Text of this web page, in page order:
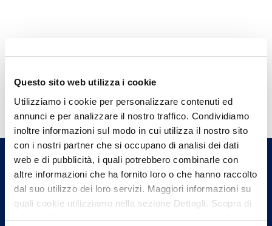
Questo sito web utilizza i cookie
Utilizziamo i cookie per personalizzare contenuti ed
annunci e per analizzare il nostro traffico. Condividiamo
inoltre informazioni sul modo in cui utilizza il nostro sito
con i nostri partner che si occupano di analisi dei dati
web e di pubblicità, i quali potrebbero combinarle con
altre informazioni che ha fornito loro o che hanno raccolto
dal suo utilizzo dei loro servizi. Maggiori informazioni su
quali cookie utilizziamo nella sezione Dettagli. Scopra di
più su chi siamo, come può contattarci e come trattiamo i
Hai bisogno di
informazioni?
Trova l'Agenzia più vicina a te e parla con
un nostro Agente.
Contattaci